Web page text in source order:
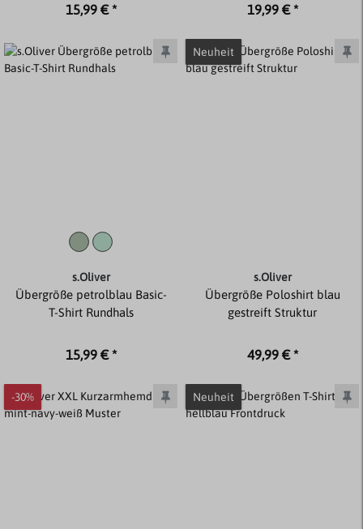
15,99 € * 19,99 € *
s.Oliver
Übergröße petrolblau Basic-
T-Shirt Rundhals
15,99 € *
Neuheit
s.Oliver
Übergröße Poloshirt blau
gestreift Struktur
49,99 € *
-30% Neuheit